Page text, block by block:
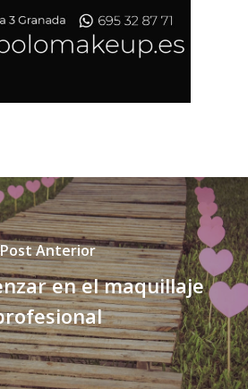
Post Anterior
en el maquillaje